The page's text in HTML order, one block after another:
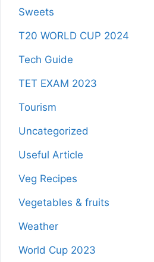
Sweets
T20 WORLD CUP 2024
Tech Guide
TET EXAM 2023
Tourism
Uncategorized
Useful Article
Veg Recipes
Vegetables & fruits
Weather
World Cup 2023